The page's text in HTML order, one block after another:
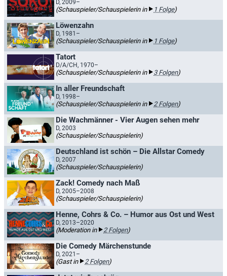
D, 2009–
(Schauspieler/Schauspielerin in 1 Folge)
Löwenzahn
D, 1981–
(Schauspieler/Schauspielerin in 1 Folge)
Tatort
D/A/CH, 1970–
(Schauspieler/Schauspielerin in 3 Folgen)
In aller Freundschaft
D, 1998–
(Schauspieler/Schauspielerin in 2 Folgen)
Die Wachmänner - Vier Augen sehen mehr
D, 2003
(Schauspieler/Schauspielerin)
Deutschland ist schön – Die Allstar Comedy
D, 2007
(Schauspieler/Schauspielerin)
Zack! Comedy nach Maß
D, 2005–2008
(Schauspieler/Schauspielerin)
Henne, Cohrs & Co. – Humor aus Ost und West
D, 2013–2020
(Moderation in 2 Folgen)
Die Comedy Märchenstunde
D, 2021–
(Gast in 2 Folgen)